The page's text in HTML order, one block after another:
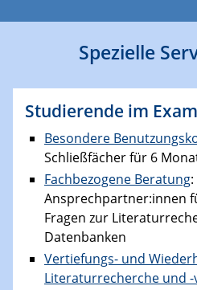
Spezielle
Studierende im
Besondere
Schließfächer für 6
Fachbezogene Beratung
Ansprechpartner:innen
Fragen zur
Datenbanken
Vertiefungs- und
Literaturrecherche und